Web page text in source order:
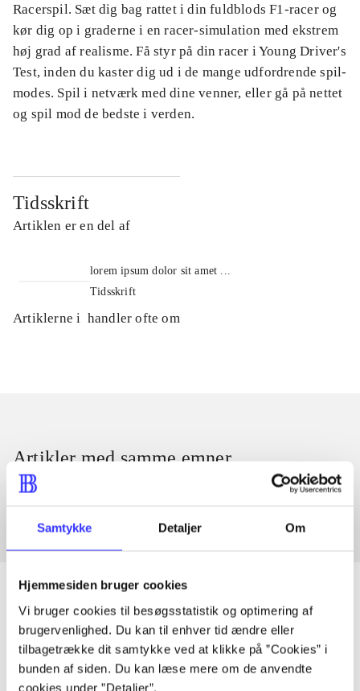
Samtykke Detaljer Om
Hjemmesiden bruger cookies
Vi bruger cookies til besøgsstatistik og optimering af
brugervenlighed. Du kan til enhver tid ændre eller
tilbagetrække dit samtykke ved at klikke på ”Cookies” i
bunden af siden. Du kan læse mere om de anvendte
cookies under ”Detaljer”.
Racerspil. Sæt dig bag rattet i din fuldblods F1-racer og
kør dig op i graderne i en racer-simulation med ekstrem
høj grad af realisme. Få styr på din racer i Young Driver's
Test, inden du kaster dig ud i de mange udfordrende spil-
modes. Spil i netværk med dine venner, eller gå på nettet
og spil mod de bedste i verden.
Tidsskrift
Artiklen er en del af
lorem ipsum dolor sit amet ...
Tidsskrift
Artiklerne i handler ofte om
Artikler med samme emner
Fra
Artikler
Alle registrerede artikler fordelt på udgivelser